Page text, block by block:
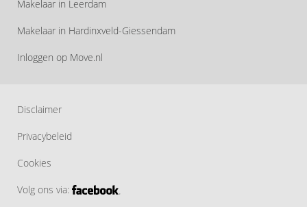
Makelaar in Leerdam
Makelaar in Hardinxveld-Giessendam
Inloggen op Move.nl
Disclaimer
Privacybeleid
Cookies
Volg ons via: